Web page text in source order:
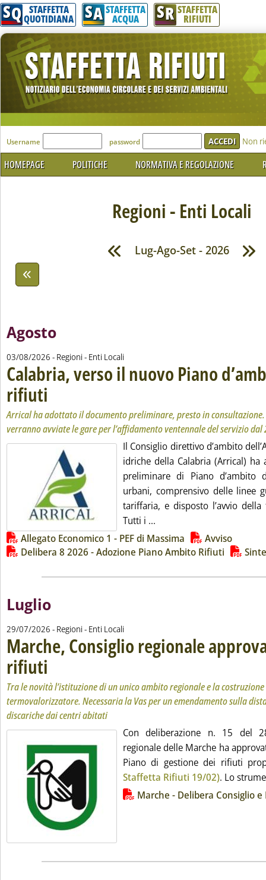
SQ STAFFETTA
QUOTIDIANA SA STAFFETTA
ACQUA SR STAFFETTA
RIFIUTI
'Modulo Login per accedere'
Username password Non
HOMEPAGE POLITICHE NORMATIVA E REGOLAZIONE
Regioni - Enti Locali
Lug-Ago-Set - 2026
Agosto
03/08/2026 - Regioni - Enti Locali
Calabria, verso il nuovo Piano
rifiuti
Arrical ha adottato il documento preliminare, presto in
verranno avviate le gare per l’affidamento ventennale del servizio dal
Il Consiglio direttivo d’ambito
idriche della Calabria (Arrical)
preliminare di Piano
urbani, comprensivo delle linee
tariffaria, e disposto l’avvio
Tutti i ...
Lista allegati PDF alla notizia
Allegato Economico 1 - PEF di Massima
Avviso
Delibera 8 2026 - Adozione Piano Ambito Rifiuti
Luglio
29/07/2026 - Regioni - Enti Locali
Marche, Consiglio regionale
rifiuti . Sottotitolo: Tra le novità l’istituzione di un unico ambito regionale e la
. Pubblicata mercoledì 29 luglio 2026 alle 16.27.
Tra le novità l’istituzione di un unico ambito regionale e la
termovalorizzatore. Necessaria la Vas per un emendamento sulla
discariche dai centri abitati
Con deliberazione n. 15 del
regionale delle Marche ha
Piano di gestione dei rifiuti
Staffetta Rifiuti 19/02). Lo
Lista allegati PDF alla notiziaMarche - Delibera Consiglio